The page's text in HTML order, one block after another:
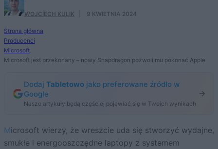
WOJCIECH KULIK 9 KWIETNIA 2024
Strona główna
Producenci
Microsoft
Microsoft jest przekonany – nowy Snapdragon pozwoli mu pokonać Apple
Dodaj Tabletowo jako preferowane źródło w
Google
Nasze artykuły będą częściej pojawiać się w Twoich wynikach
Microsoft wierzy, że wreszcie uda się stworzyć wydajne,
smukłe i energooszczędne laptopy z systemem